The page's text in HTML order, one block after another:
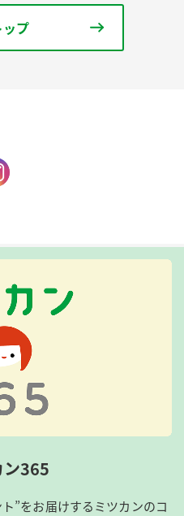
ップ
ン365
”をお届けするミツカンのコ